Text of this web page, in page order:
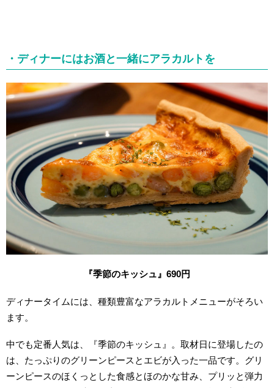
・ディナーにはお酒と一緒にアラカルトを
『季節のキッシュ』690円
ディナータイムには、種類豊富なアラカルトメニューがそろい
ます。
中でも定番人気は、『季節のキッシュ』。取材日に登場したの
は、たっぷりのグリーンピースとエビが入った一品です。グリ
ーンピースのほくっとした食感とほのかな甘み、プリッと弾力